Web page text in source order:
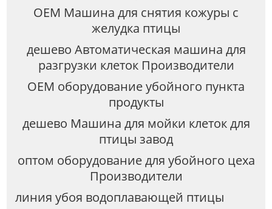
OEM Машина для снятия кожуры с
желудка птицы
дешево Автоматическая машина для
разгрузки клеток Производители
OEM оборудование убойного пункта
продукты
дешево Машина для мойки клеток для
птицы завод
оптом оборудование для убойного цеха
Производители
линия убоя водоплавающей птицы